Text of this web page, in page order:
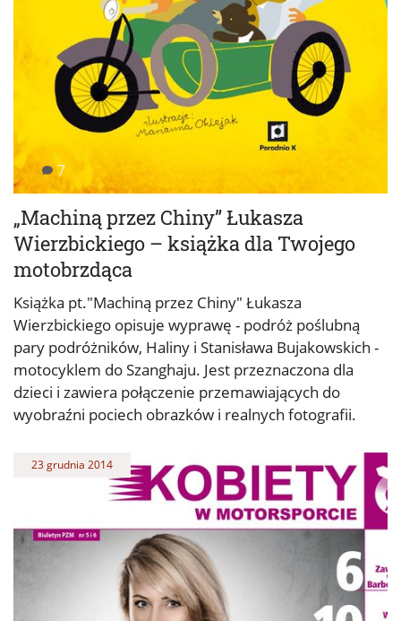
„Machiną przez Chiny” Łukasza
Wierzbickiego – książka dla Twojego
motobrzdąca
7
Książka pt."Machiną przez Chiny" Łukasza
Wierzbickiego opisuje wyprawę - podróż poślubną
pary podróżników, Haliny i Stanisława Bujakowskich -
motocyklem do Szanghaju. Jest przeznaczona dla
dzieci i zawiera połączenie przemawiających do
wyobraźni pociech obrazków i realnych fotografii.
23 grudnia 2014